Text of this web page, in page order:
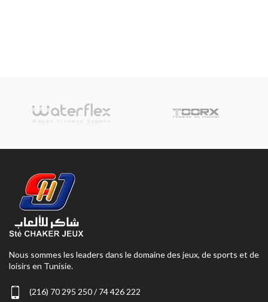
Nous sommes les leaders dans le domaine des jeux, de sports et de
loisirs en Tunisie.
(216) 70 295 250 / 74 426 222